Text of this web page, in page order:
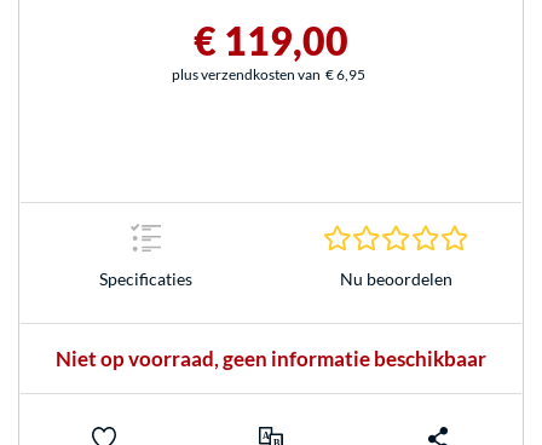
€ 119,00
plus verzendkosten van € 6,95
Specificaties Nu beoordelen
Niet op voorraad, geen informatie beschikbaar